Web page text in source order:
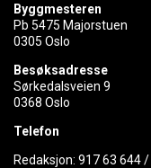
Byggmesteren
Pb 5475 Majorstuen
0305 Oslo
Besøksadresse
Sørkedalsveien 9
0368 Oslo
Telefon
Redaksjon: 917 63 644/